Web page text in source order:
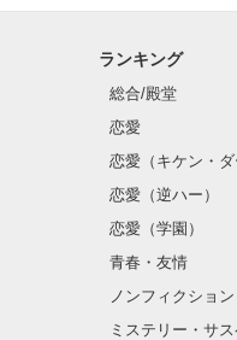
いるんだ…な
私は嬉しいです
私は小説家を
感想を下さい
ランキング
総合/殿堂
恋愛
恋愛（キケン・ダ
恋愛（逆ハー）
恋愛（学園）
青春・友情
ノンフィクショ
ミステリー・サ